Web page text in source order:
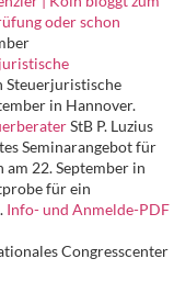
oder schon
Steuerjuristische
in Hannover.
StB P. Luzius
Seminarangebot für
22. September in
für ein
Info- und Anmelde-PDF
Congresscenter